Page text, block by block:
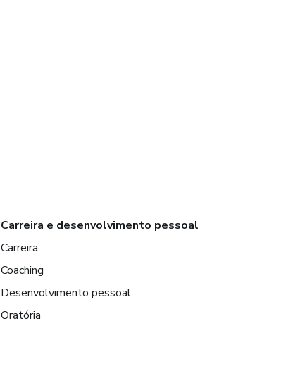
Carreira e desenvolvimento pessoal
Carreira
Coaching
Desenvolvimento pessoal
Oratória